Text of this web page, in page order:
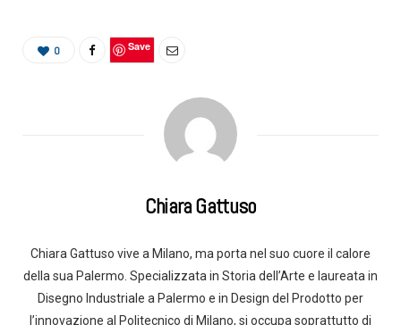
0 Save
Chiara Gattuso
Chiara Gattuso vive a Milano, ma porta nel suo cuore il calore
della sua Palermo. Specializzata in Storia dell’Arte e laureata in
Disegno Industriale a Palermo e in Design del Prodotto per
l’innovazione al Politecnico di Milano, si occupa soprattutto di